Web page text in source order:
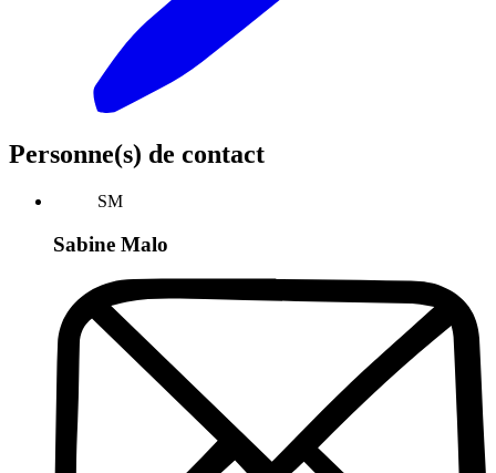
Personne(s) de contact
SM
Sabine Malo